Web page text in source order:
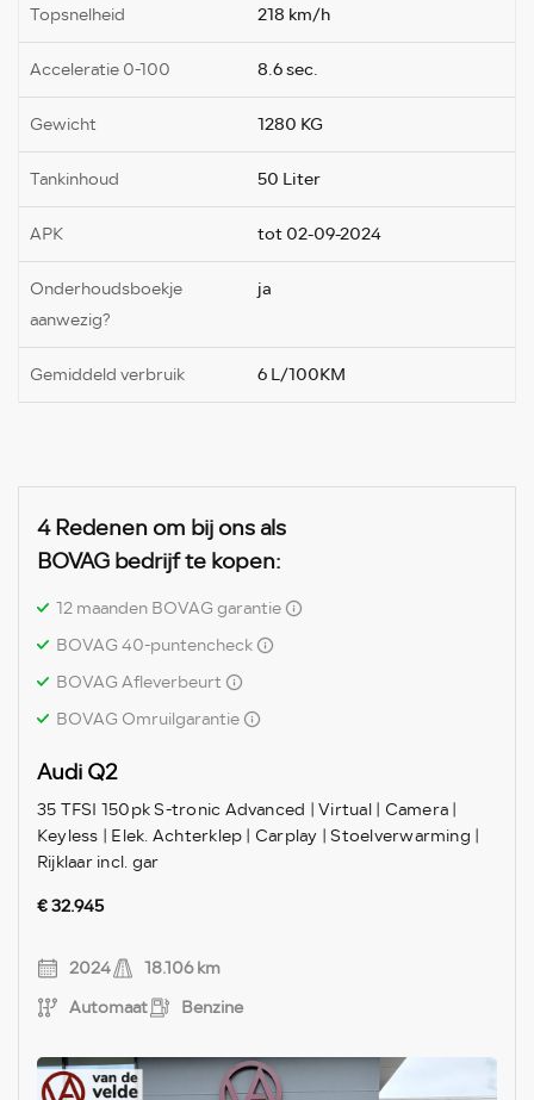
Topsnelheid 218 km/h
Acceleratie 0-100 8.6 sec.
Gewicht 1280 KG
Tankinhoud 50 Liter
APK tot 02-09-2024
Onderhoudsboekje
aanwezig?
ja
Gemiddeld verbruik 6 L/100KM
4 Redenen om bij ons als
BOVAG bedrijf te kopen:
12 maanden BOVAG garantie
BOVAG 40-puntencheck
BOVAG Afleverbeurt
BOVAG Omruilgarantie
Audi Q2
35 TFSI 150pk S-tronic Advanced | Virtual | Camera |
Keyless | Elek. Achterklep | Carplay | Stoelverwarming |
Rijklaar incl. gar
€ 32.945
2024
18.106 km
Automaat
Benzine